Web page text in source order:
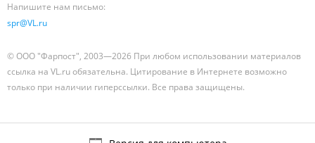
Напишите нам письмо:
spr@VL.ru
© ООО "Фарпост", 2003—2026 При любом использовании материалов
ссылка на VL.ru обязательна. Цитирование в Интернете возможно
только при наличии гиперссылки. Все права защищены.